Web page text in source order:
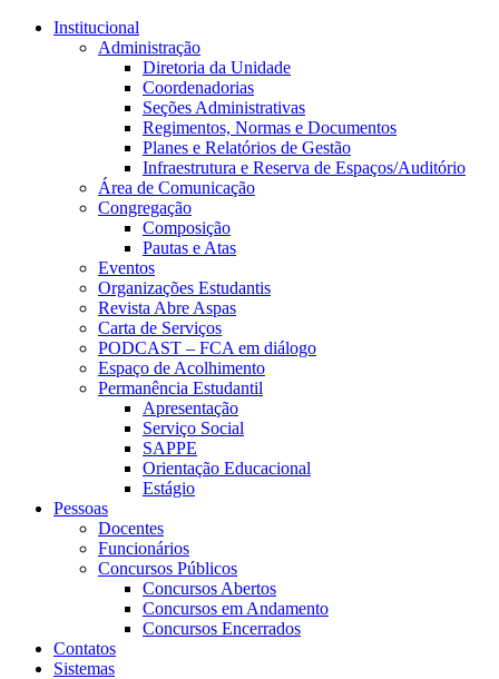
Conteúdo principal
Institucional
Administração
Diretoria da Unidade
Coordenadorias
Seções Administrativas
Regimentos, Normas e Documentos
Planes e Relatórios de Gestão
Infraestrutura e Reserva de Espaços/Auditório
Área de Comunicação
Congregação
Composição
Pautas e Atas
Eventos
Organizações Estudantis
Revista Abre Aspas
Carta de Serviços
PODCAST – FCA em diálogo
Espaço de Acolhimento
Permanência Estudantil
Apresentação
Serviço Social
SAPPE
Orientação Educacional
Estágio
Pessoas
Docentes
Funcionários
Concursos Públicos
Concursos Abertos
Concursos em Andamento
Concursos Encerrados
Contatos
Sistemas